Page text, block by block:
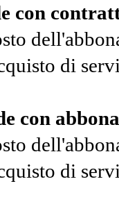
con
di
con
di